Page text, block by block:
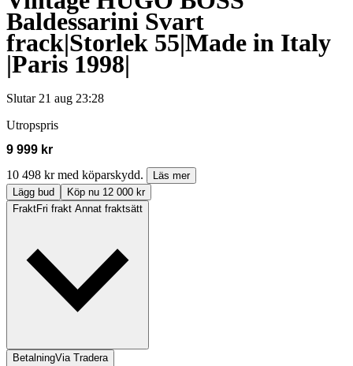
Baldessarini Svart
frack|Storlek 55|Made in Italy
|Paris 1998|
Slutar 21 aug 23:28
Utropspris
9 999 kr
10 498 kr med köparskydd.
Läs mer
Lägg bud
Köp nu 12 000 kr
FraktFri frakt Annat fraktsätt
BetalningVia Tradera